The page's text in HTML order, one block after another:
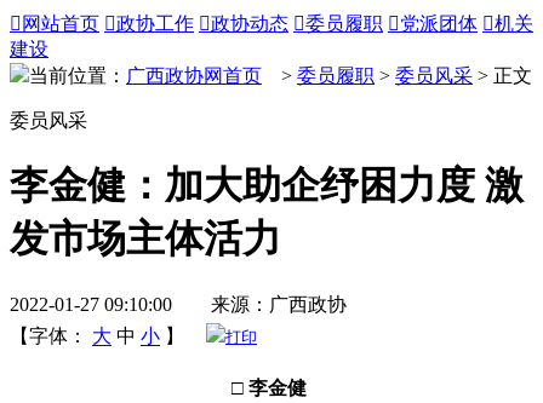
 网站首页 政协工作 政协动态 委员履职 党派团体 机关
建设
当前位置： 广西政协网首页 > 委员履职 > 委员风采 > 正文
委员风采
李金健：加大助企纾困力度 激
发市场主体活力
2022-01-27 09:10:00 来源：广西政协
【字体：
大 中 小 】 打印
□ 李金健